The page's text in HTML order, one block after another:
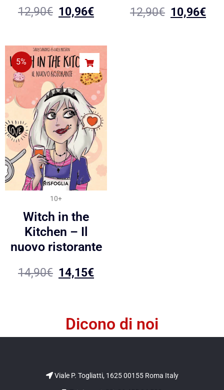
12,90€ 10,96€ 12,90€ 10,96€
5%
10+
Witch in the
Kitchen – Il
nuovo ristorante
14,90€ 14,15€
Dicono di noi
Viale P. Togliatti, 1625 00155 Roma Italy